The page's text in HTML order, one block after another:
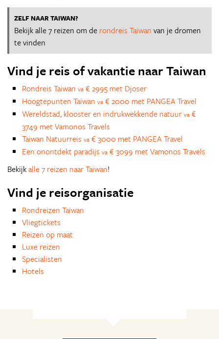
ZELF NAAR TAIWAN?
Bekijk alle 7 reizen om de rondreis Taiwan van je dromen
te vinden
Vind je reis of vakantie naar Taiwan
Rondreis Taiwan va € 2995 met Djoser
Hoogtepunten Taiwan va € 2000 met PANGEA Travel
Wereldstad, klooster en indrukwekkende natuur va €
3749 met Vamonos Travels
Taiwan Natuurreis va € 3000 met PANGEA Travel
Een onontdekt paradijs va € 3099 met Vamonos Travels
Bekijkalle 7 reizen naar Taiwan!
Vind je reisorganisatie
Rondreizen Taiwan
Vliegtickets
Reizen op maat
Luxe reizen
Specialisten
Hotels